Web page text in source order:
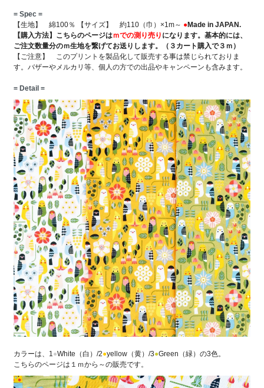
= Spec =
【生地】 綿100％ 【サイズ】 約110（巾）×1m～ ●Made in JAPAN.
【購入方法】こちらのページはｍでの測り売り になります。基本的には、
ご注文数量分のｍ生地を繋げてお送りします。（３カート購入で３ｍ）
【ご注意】 このプリントを製品化して販売する事は禁じられておりま
す。バザーやメルカリ等、個人の方での出品やキャンペーンも含みます。
= Detail =
カラーは、1 ●White（白）/2●yellow（黄）/3●Green（緑）の3色。
こちらのページは１ｍから～の販売です。